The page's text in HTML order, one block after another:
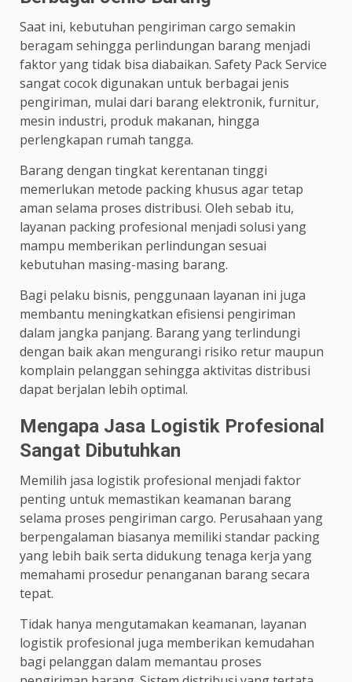
Saat ini, kebutuhan pengiriman cargo semakin
beragam sehingga perlindungan barang menjadi
faktor yang tidak bisa diabaikan. Safety Pack Service
sangat cocok digunakan untuk berbagai jenis
pengiriman, mulai dari barang elektronik, furnitur,
mesin industri, produk makanan, hingga
perlengkapan rumah tangga.
Barang dengan tingkat kerentanan tinggi
memerlukan metode packing khusus agar tetap
aman selama proses distribusi. Oleh sebab itu,
layanan packing profesional menjadi solusi yang
mampu memberikan perlindungan sesuai
kebutuhan masing-masing barang.
Bagi pelaku bisnis, penggunaan layanan ini juga
membantu meningkatkan efisiensi pengiriman
dalam jangka panjang. Barang yang terlindungi
dengan baik akan mengurangi risiko retur maupun
komplain pelanggan sehingga aktivitas distribusi
dapat berjalan lebih optimal.
Mengapa Jasa Logistik Profesional
Sangat Dibutuhkan
Memilih jasa logistik profesional menjadi faktor
penting untuk memastikan keamanan barang
selama proses pengiriman cargo. Perusahaan yang
berpengalaman biasanya memiliki standar packing
yang lebih baik serta didukung tenaga kerja yang
memahami prosedur penanganan barang secara
tepat.
Tidak hanya mengutamakan keamanan, layanan
logistik profesional juga memberikan kemudahan
bagi pelanggan dalam memantau proses